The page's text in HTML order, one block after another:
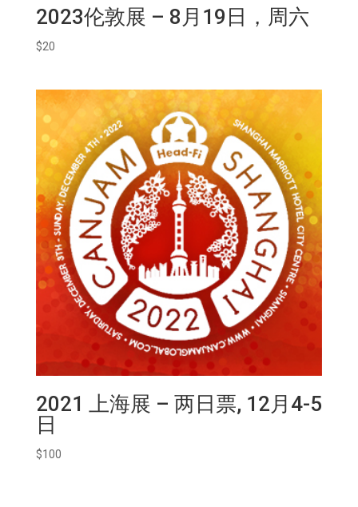
2023伦敦展 – 8月19日，周六
$20
2021 上海展 – 两日票, 12月4-5
日
$100